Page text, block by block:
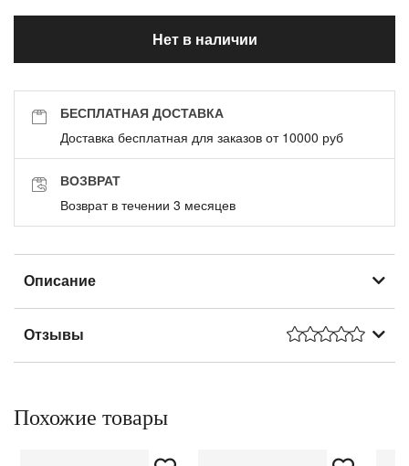
Нет в наличии
БЕСПЛАТНАЯ ДОСТАВКА
Доставка бесплатная для заказов от 10000 руб
ВОЗВРАТ
Возврат в течении 3 месяцев
Описание
Отзывы
Похожие товары